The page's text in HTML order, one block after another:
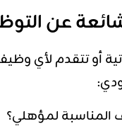
عن
أو تتقدم لأي
المناسبة لمؤهلي؟